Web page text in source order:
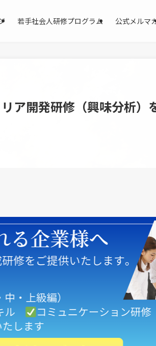
若手社会人研修プログラム 公式メルマ
開発研修（興味分析）を